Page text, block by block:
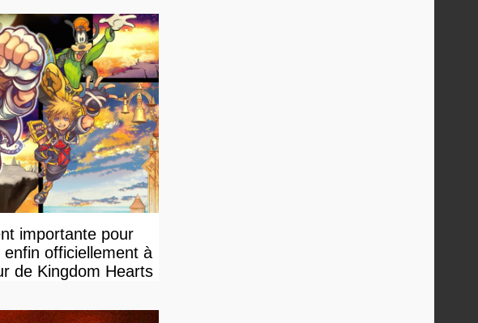
importante pour
officiellement à
de Kingdom Hearts